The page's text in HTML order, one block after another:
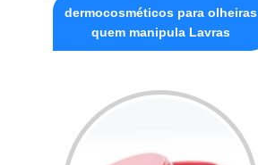
dermocosméticos para olheiras
quem manipula Lavras